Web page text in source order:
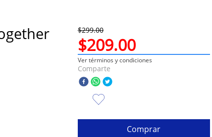
$299.00
$209.00
Ver términos y condiciones
Comparte
Comprar